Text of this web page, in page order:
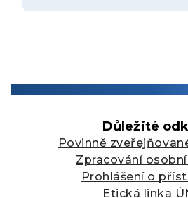
Důležité
Povinně
Zpracování
Prohlášení o
Etická linka